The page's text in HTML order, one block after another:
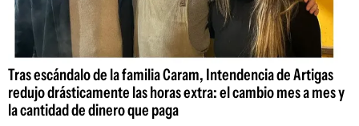
Tras escándalo de la familia Caram, Intendencia de Artigas
redujo drásticamente las horas extra: el cambio mes a mes y
la cantidad de dinero que paga